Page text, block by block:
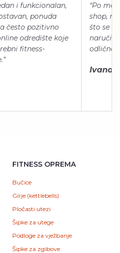
i funkcionalan,
ponuda
često pozitivno
odredište koje
fitness-
“Po
shop,
što se
naručiti,
odlično
Ivana
FITNESS OPREMA
Bučice
Girje (kettlebells)
Pločasti utezi
Šipke za utege
Podloge za vježbanje
Šipke za zgibove